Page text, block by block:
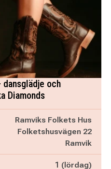
dansglädje och
Diamonds
Ramviks Folkets Hus
Folketshusvägen 22
Ramvik
1 (lördag)